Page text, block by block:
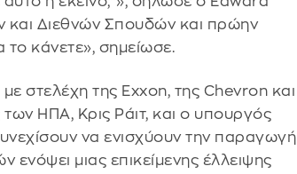
και Διεθνών Σπουδών και πρώην
το κάνετε», σημείωσε.
στελέχη της Exxon, της Chevron και
ΗΠΑ, Κρις Ράιτ, και ο υπουργός
να ενισχύουν την παραγωγή
ενόψει μιας επικείμενης έλλειψης